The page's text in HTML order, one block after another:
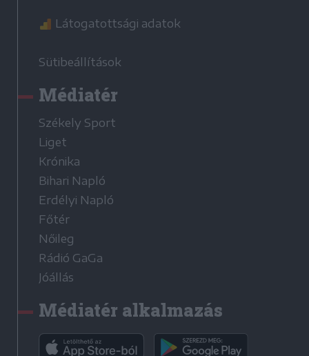
Látogatottsági adatok
Sütibeállítások
Médiatér
Székely Sport
Liget
Krónika
Bihari Napló
Erdélyi Napló
Főtér
Nőileg
Rádió GaGa
Jóállás
Médiatér alkalmazás